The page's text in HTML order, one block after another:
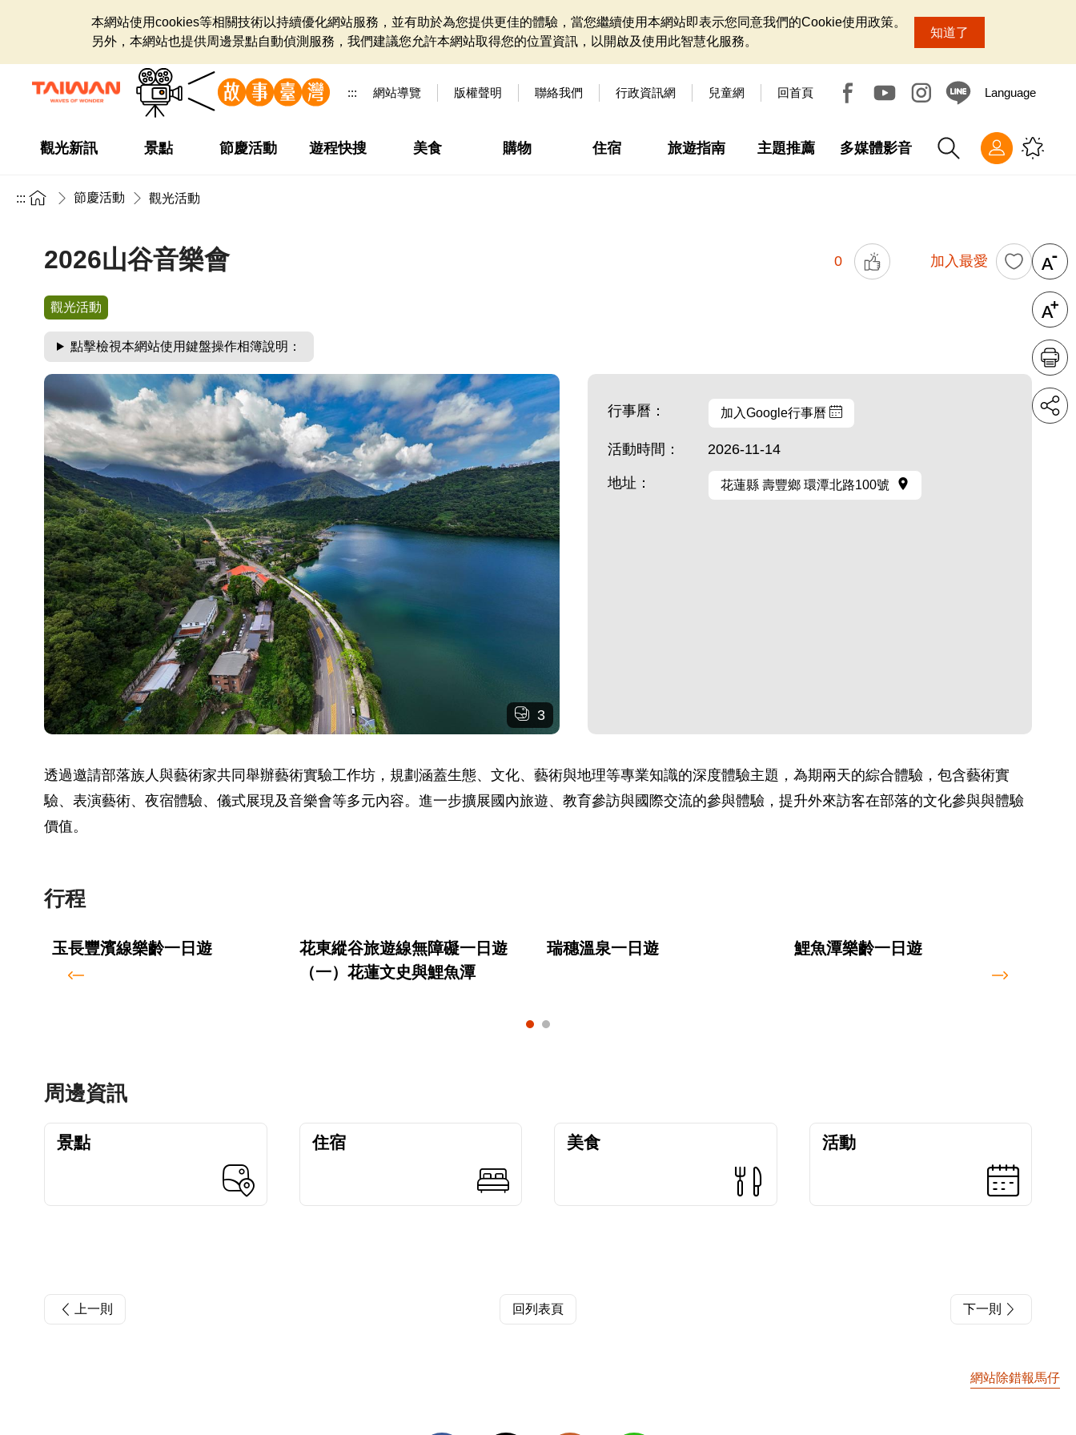
本網站使用cookies等相關技術以持續優化網站服務，並有助於為您提供更佳的體驗，當您繼續使用本網站即表示您同意我們的Cookie使用政策。
另外，本網站也提供周邊景點自動偵測服務，我們建議您允許本網站取得您的位置資訊，以開啟及使用此智慧化服務。
知道了
::: 網站導覽 版權聲明 聯絡我們 行政資訊網 兒童網 回首頁 Language
觀光新訊 景點 節慶活動 遊程快搜 美食 購物 住宿 旅遊指南 主題推薦 多媒體影音
::: 節慶活動 觀光活動
2026山谷音樂會 0 加入最愛
觀光活動
點擊檢視本網站使用鍵盤操作相簿說明：
3
行事曆： 加入Google行事曆
活動時間： 2026-11-14
地址： 花蓮縣 壽豐鄉 環潭北路100號
透過邀請部落族人與藝術家共同舉辦藝術實驗工作坊，規劃涵蓋生態、文化、藝術與地理等專業知識的深度體驗主題，為期兩天的綜合體驗，包含藝術實
驗、表演藝術、夜宿體驗、儀式展現及音樂會等多元內容。進一步擴展國內旅遊、教育參訪與國際交流的參與體驗，提升外來訪客在部落的文化參與與體驗
價值。
行程
玉長豐濱線樂齡一日遊
花東縱谷旅遊線無障礙一日遊
（一）花蓮文史與鯉魚潭
瑞穗溫泉一日遊 鯉魚潭樂齡一日遊
周邊資訊
景點 住宿 美食 活動
上一則 回列表頁 下一則
網站除錯報馬仔